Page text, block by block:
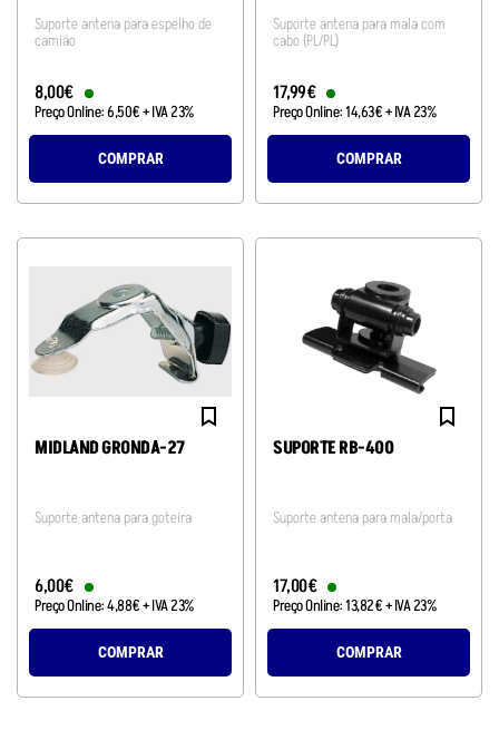
Suporte antena para espelho de
camião
8,00€
Preço Online:6,50€+ IVA 23%
COMPRAR
Suporte antena para mala com
cabo (PL/PL)
17,99€
Preço Online:14,63€+ IVA 23%
COMPRAR
MIDLAND GRONDA-27
Suporte antena para goteira
6,00€
Preço Online:4,88€+ IVA 23%
COMPRAR
SUPORTE RB-400
Suporte antena para mala/porta
17,00€
Preço Online:13,82€+ IVA 23%
COMPRAR